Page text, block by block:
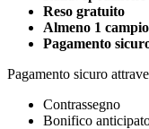
Reso gratuito
Almeno 1
Pagamento
Pagamento sicuro
Contrassegno
Bonifico